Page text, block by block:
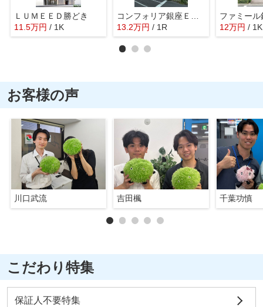
ＬＵＭＥＥＤ勝どき
11.5万円 / 1K
13.2万円 / 1R 12万円 / 1K
お客様の声
川口武流 吉田楓 千葉功慎
こだわり特集
保証人不要特集